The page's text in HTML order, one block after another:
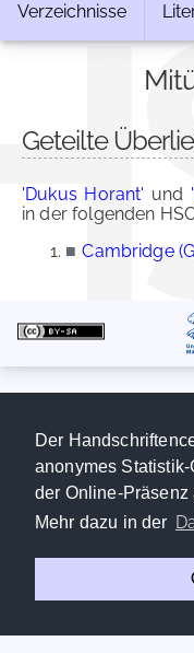
Der
anonymes
der Online-Präsenz
Mehr dazu in der
Verzeichnisse
Geteilte
'Dukus Horant' und
in der folgenden
■ Cambridge